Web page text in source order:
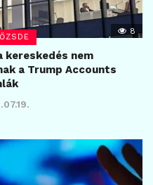
8
kereskedés nem
a Trump Accounts